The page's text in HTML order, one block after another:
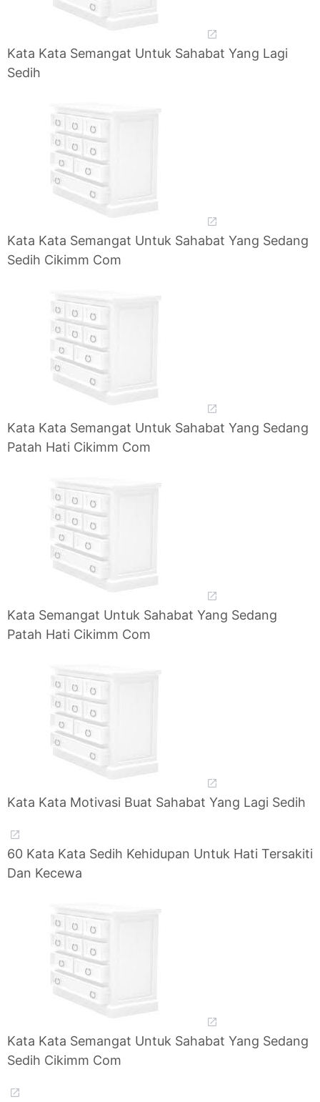
Kata Kata Semangat Untuk Sahabat Yang Lagi
Sedih
Kata Kata Semangat Untuk Sahabat Yang Sedang
Sedih Cikimm Com
Kata Kata Semangat Untuk Sahabat Yang Sedang
Patah Hati Cikimm Com
Kata Semangat Untuk Sahabat Yang Sedang
Patah Hati Cikimm Com
Kata Kata Motivasi Buat Sahabat Yang Lagi Sedih
60 Kata Kata Sedih Kehidupan Untuk Hati Tersakiti
Dan Kecewa
Kata Kata Semangat Untuk Sahabat Yang Sedang
Sedih Cikimm Com